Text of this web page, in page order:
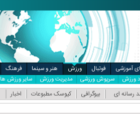
خودرو
آموزشی فوتبال ورزش هنر و سینما فرهنگ
ورزش سرپوش ورزشی مدیریت ورزش سایر ورزش ها
رسانه ای بیوگرافی کیوسک مطبوعات اخبار